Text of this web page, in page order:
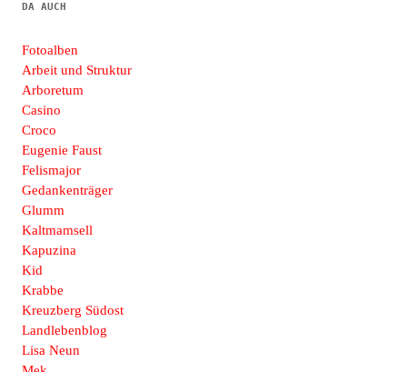
DA AUCH
Fotoalben
Arbeit und Struktur
Arboretum
Casino
Croco
Eugenie Faust
Felismajor
Gedankenträger
Glumm
Kaltmamsell
Kapuzina
Kid
Krabbe
Kreuzberg Südost
Landlebenblog
Lisa Neun